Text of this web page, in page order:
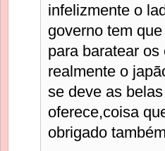
infelizmente o
governo tem
para baratear os
realmente o
se deve as
oferece,coisa
obrigado